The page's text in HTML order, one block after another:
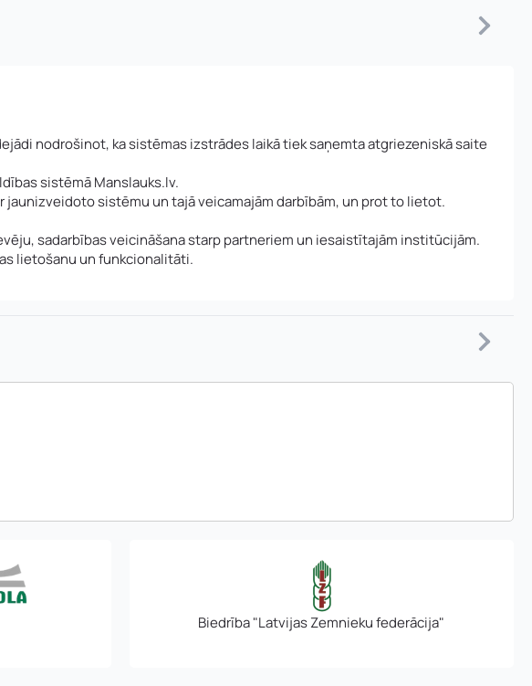
nodrošinot, ka sistēmas izstrādes laikā tiek saņemta atgriezeniskā saite
sistēmā Manslauks.lv.
sistēmu un tajā veicamajām darbībām, un prot to lietot.
sadarbības veicināšana starp partneriem un iesaistītajām institūcijām.
lietošanu un funkcionalitāti.
Biedrība "Latvijas Zemnieku federācija"